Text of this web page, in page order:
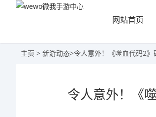
网站首页
主页 > 新游动态>令人意外！《噬血代码2》
令人意外！《